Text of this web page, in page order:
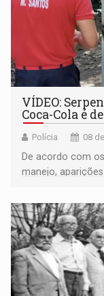
VÍDEO:
Coca-Cola é
Polícia 08
De acordo com
manejo,